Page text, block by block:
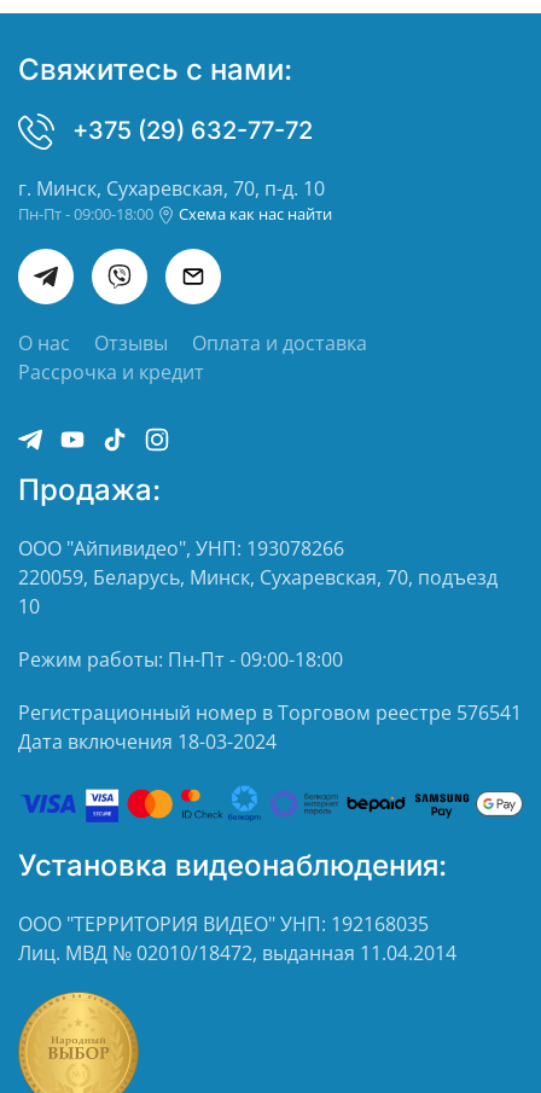
Свяжитесь с нами:
+375 (29) 632-77-72
г. Минск, Сухаревская, 70, п-д. 10
Пн-Пт - 09:00-18:00 Схема как нас найти
О нас Отзывы
Оплата и доставка
Рассрочка и кредит
Продажа:
ООО "Айпивидео", УНП: 193078266
220059, Беларусь, Минск, Сухаревская, 70, подъезд
10
Режим работы: Пн-Пт - 09:00-18:00
Регистрационный номер в Торговом реестре 576541
Дата включения 18-03-2024
Установка видеонаблюдения:
ООО "ТЕРРИТОРИЯ ВИДЕО" УНП: 192168035
Лиц. МВД № 02010/18472, выданная 11.04.2014